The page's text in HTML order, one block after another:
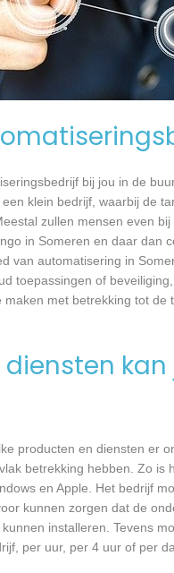
bij jou in de
klein bedrijf, waarbij de
zullen mensen even
in Someren en daar dan
van automatisering in
toepassingen of
met betrekking tot
producten en diensten er
betrekking hebben. Zo
en Apple. Het bedrijf
kunnen zorgen dat de
installeren. Tevens
per uur, per 4 uur of per